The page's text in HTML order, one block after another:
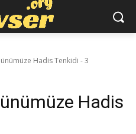
Hadis Tenkidi - 3
Hadis